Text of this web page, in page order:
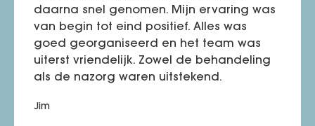
daarna snel genomen. Mijn ervaring was
van begin tot eind positief. Alles was
goed georganiseerd en het team was
uiterst vriendelijk. Zowel de behandeling
als de nazorg waren uitstekend.
Jim